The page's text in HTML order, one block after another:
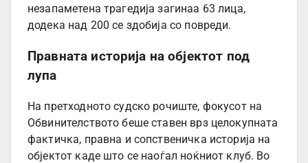
незапаметена трагедија загинаа 63 лица,
додека над 200 се здобија со повреди.
Правната историја на објектот под
лупа
На претходното судско рочиште, фокусот на
Обвинителството беше ставен врз целокупната
фактичка, правна и сопственичка историја на
објектот каде што се наоѓал ноќниот клуб. Во